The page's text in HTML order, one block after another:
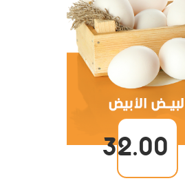
32.00